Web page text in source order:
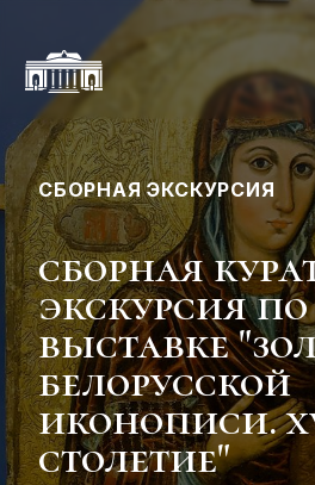
СБОРНАЯ ЭКСКУРСИЯ
сборная
экскурсия по
выставке
белорусской
иконописи.
столетие"